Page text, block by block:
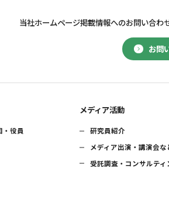
お問
当社ホームページ掲載情報へのお問い合わ
・役員
メディア活動
研究員紹介
メディア出演・講演会な
受託調査・コンサルティ